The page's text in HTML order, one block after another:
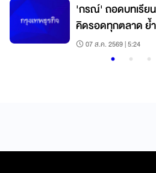
'กรณ์' ถอดบทเรีย
คิดรอดทุกตลาด ย้
In วินัยคือกุญแจสร้า
07 ส.ค. 2569 | 5:24